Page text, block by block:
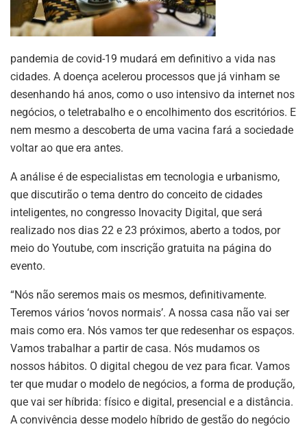
pandemia de covid-19 mudará em definitivo a vida nas
cidades. A doença acelerou processos que já vinham se
desenhando há anos, como o uso intensivo da internet nos
negócios, o teletrabalho e o encolhimento dos escritórios. E
nem mesmo a descoberta de uma vacina fará a sociedade
voltar ao que era antes.
A análise é de especialistas em tecnologia e urbanismo,
que discutirão o tema dentro do conceito de cidades
inteligentes, no congresso Inovacity Digital, que será
realizado nos dias 22 e 23 próximos, aberto a todos, por
meio do Youtube, com inscrição gratuita na página do
evento.
“Nós não seremos mais os mesmos, definitivamente.
Teremos vários ‘novos normais’. A nossa casa não vai ser
mais como era. Nós vamos ter que redesenhar os espaços.
Vamos trabalhar a partir de casa. Nós mudamos os
nossos hábitos. O digital chegou de vez para ficar. Vamos
ter que mudar o modelo de negócios, a forma de produção,
que vai ser híbrida: físico e digital, presencial e a distância.
A convivência desse modelo híbrido de gestão do negócio